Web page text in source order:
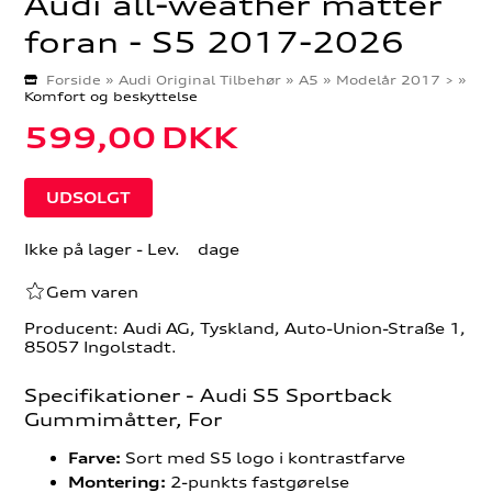
foran - S5 2017-2026
Forside »Audi Original Tilbehør »A5 » Modelår 2017 > »
Komfort og beskyttelse
599,00 DKK
Ikke på lager- Lev. dage
Gem varen
Producent: Audi AG, Tyskland, Auto-Union-Straße 1,
85057 Ingolstadt.
Specifikationer - Audi S5 Sportback
Gummimåtter, For
Farve: Sort med S5 logo i kontrastfarve
Montering: 2-punkts fastgørelse